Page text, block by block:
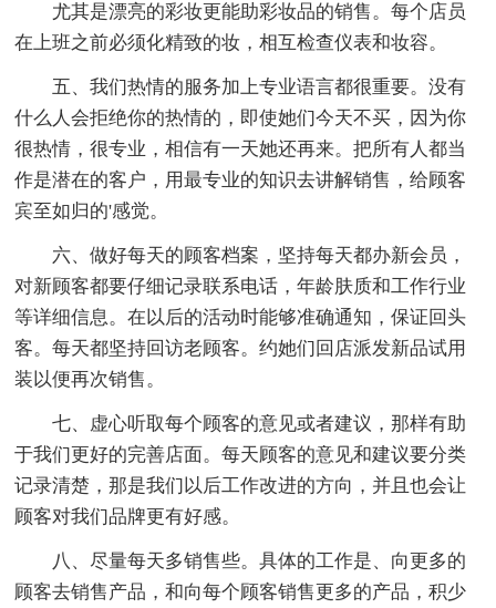
尤其是漂亮的彩妆更能助彩妆品的销售。每个店员
在上班之前必须化精致的妆，相互检查仪表和妆容。
五、我们热情的服务加上专业语言都很重要。没有
什么人会拒绝你的热情的，即使她们今天不买，因为你
很热情，很专业，相信有一天她还再来。把所有人都当
作是潜在的客户，用最专业的知识去讲解销售，给顾客
宾至如归的'感觉。
六、做好每天的顾客档案，坚持每天都办新会员，
对新顾客都要仔细记录联系电话，年龄肤质和工作行业
等详细信息。在以后的活动时能够准确通知，保证回头
客。每天都坚持回访老顾客。约她们回店派发新品试用
装以便再次销售。
七、虚心听取每个顾客的意见或者建议，那样有助
于我们更好的完善店面。每天顾客的意见和建议要分类
记录清楚，那是我们以后工作改进的方向，并且也会让
顾客对我们品牌更有好感。
八、尽量每天多销售些。具体的工作是、向更多的
顾客去销售产品，和向每个顾客销售更多的产品，积少